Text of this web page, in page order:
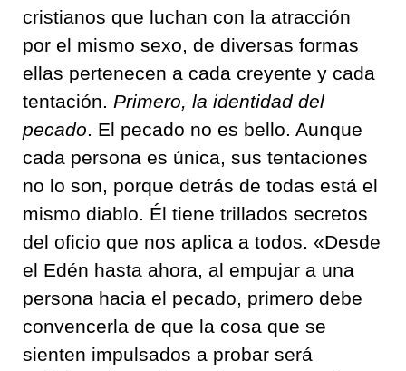
cristianos que luchan con la atracción
por el mismo sexo, de diversas formas
ellas pertenecen a cada creyente y cada
tentación. Primero, la identidad del
pecado. El pecado no es bello. Aunque
cada persona es única, sus tentaciones
no lo son, porque detrás de todas está el
mismo diablo. Él tiene trillados secretos
del oficio que nos aplica a todos. «Desde
el Edén hasta ahora, al empujar a una
persona hacia el pecado, primero debe
convencerla de que la cosa que se
sienten impulsados a probar será